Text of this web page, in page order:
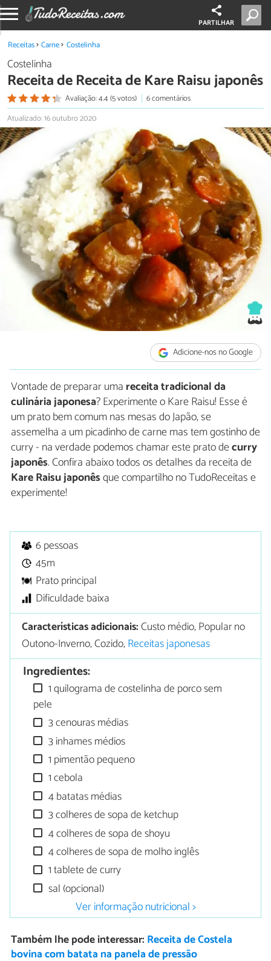
PARTILHAR
Receitas Carne Costelinha
Costelinha
Receita de Receita de Kare Raisu japonês
Avaliação: 4.4 (5 votos)
6 comentários
Atualizado: 16 outubro 2020
Adicione-nos no Google
Vontade de preparar uma receita tradicional da
culinária japonesa? Experimente o Kare Raisu! Esse é
um prato bem comum nas mesas do Japão, se
assemelha a um picadinho de carne mas tem gostinho de
curry - na verdade podemos chamar este prato decurry
japonês. Confira abaixo todos os detalhes da receita de
Kare Raisu japonêsque compartilho no TudoReceitas e
experimente!
6 pessoas
45m
Prato principal
Dificuldade baixa
Características adicionais:Custo médio, Popular no
Outono-Inverno, Cozido,Receitas japonesas
Ingredientes:
1 quilograma de costelinha de porco sem
pele
3 cenouras médias
3 inhames médios
1 pimentão pequeno
1 cebola
4 batatas médias
3 colheres de sopa de ketchup
4 colheres de sopa de shoyu
4 colheres de sopa de molho inglês
1 tablete de curry
sal (opcional)
Ver informação nutricional >
Também lhe pode interessar: Receita de Costela
bovina com batata na panela de pressão